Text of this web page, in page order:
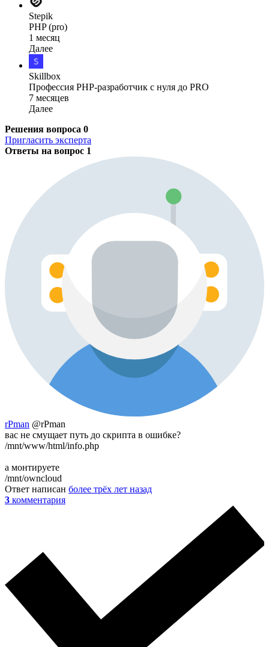
Stepik
PHP (pro)
1 месяц
Далее
Skillbox
Профессия PHP-разработчик с нуля до PRO
7 месяцев
Далее
Решения вопроса 0
Пригласить эксперта
Ответы на вопрос 1
rPman @rPman
вас не смущает путь до скрипта в ошибке?
/mnt/www/html/info.php
а монтируете
/mnt/owncloud
Ответ написан более трёх лет назад
3 комментария